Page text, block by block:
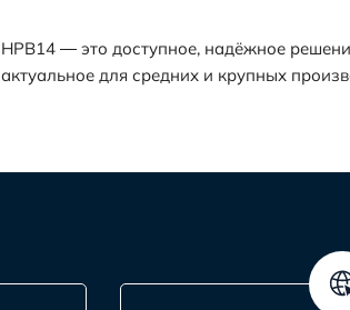
HPB14 — это доступное, надёжное
актуальное для средних и крупных